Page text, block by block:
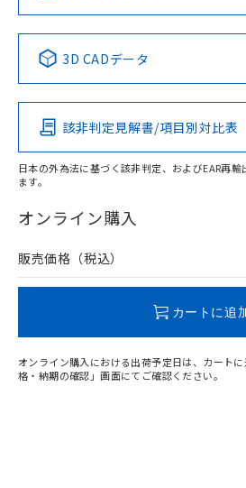
上、n: 30mm以上
検出領域
Pb Hg
O
在庫等で未対応品が混在する可能性
問い合わせください。
No No
この製品の規格
その他の認証はこちらのペ
3D CADデータ
該非判定見解書/項目別対比表
日本の外為法に基づく該非判定、およびEAR再
ます。
オンライン購入
販売価格（税込）
カートに追
オンライン購入における出荷予定日は、カート
格・納期の確認」画面にてご確認ください。